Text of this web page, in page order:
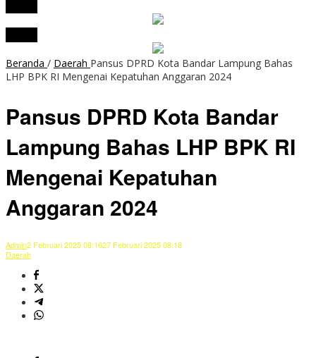
Beranda / Daerah Pansus DPRD Kota Bandar Lampung Bahas
LHP BPK RI Mengenai Kepatuhan Anggaran 2024
Pansus DPRD Kota Bandar
Lampung Bahas LHP BPK RI
Mengenai Kepatuhan
Anggaran 2024
Admin2 Februari 2025 08:1627 Februari 2025 08:18
Daerah